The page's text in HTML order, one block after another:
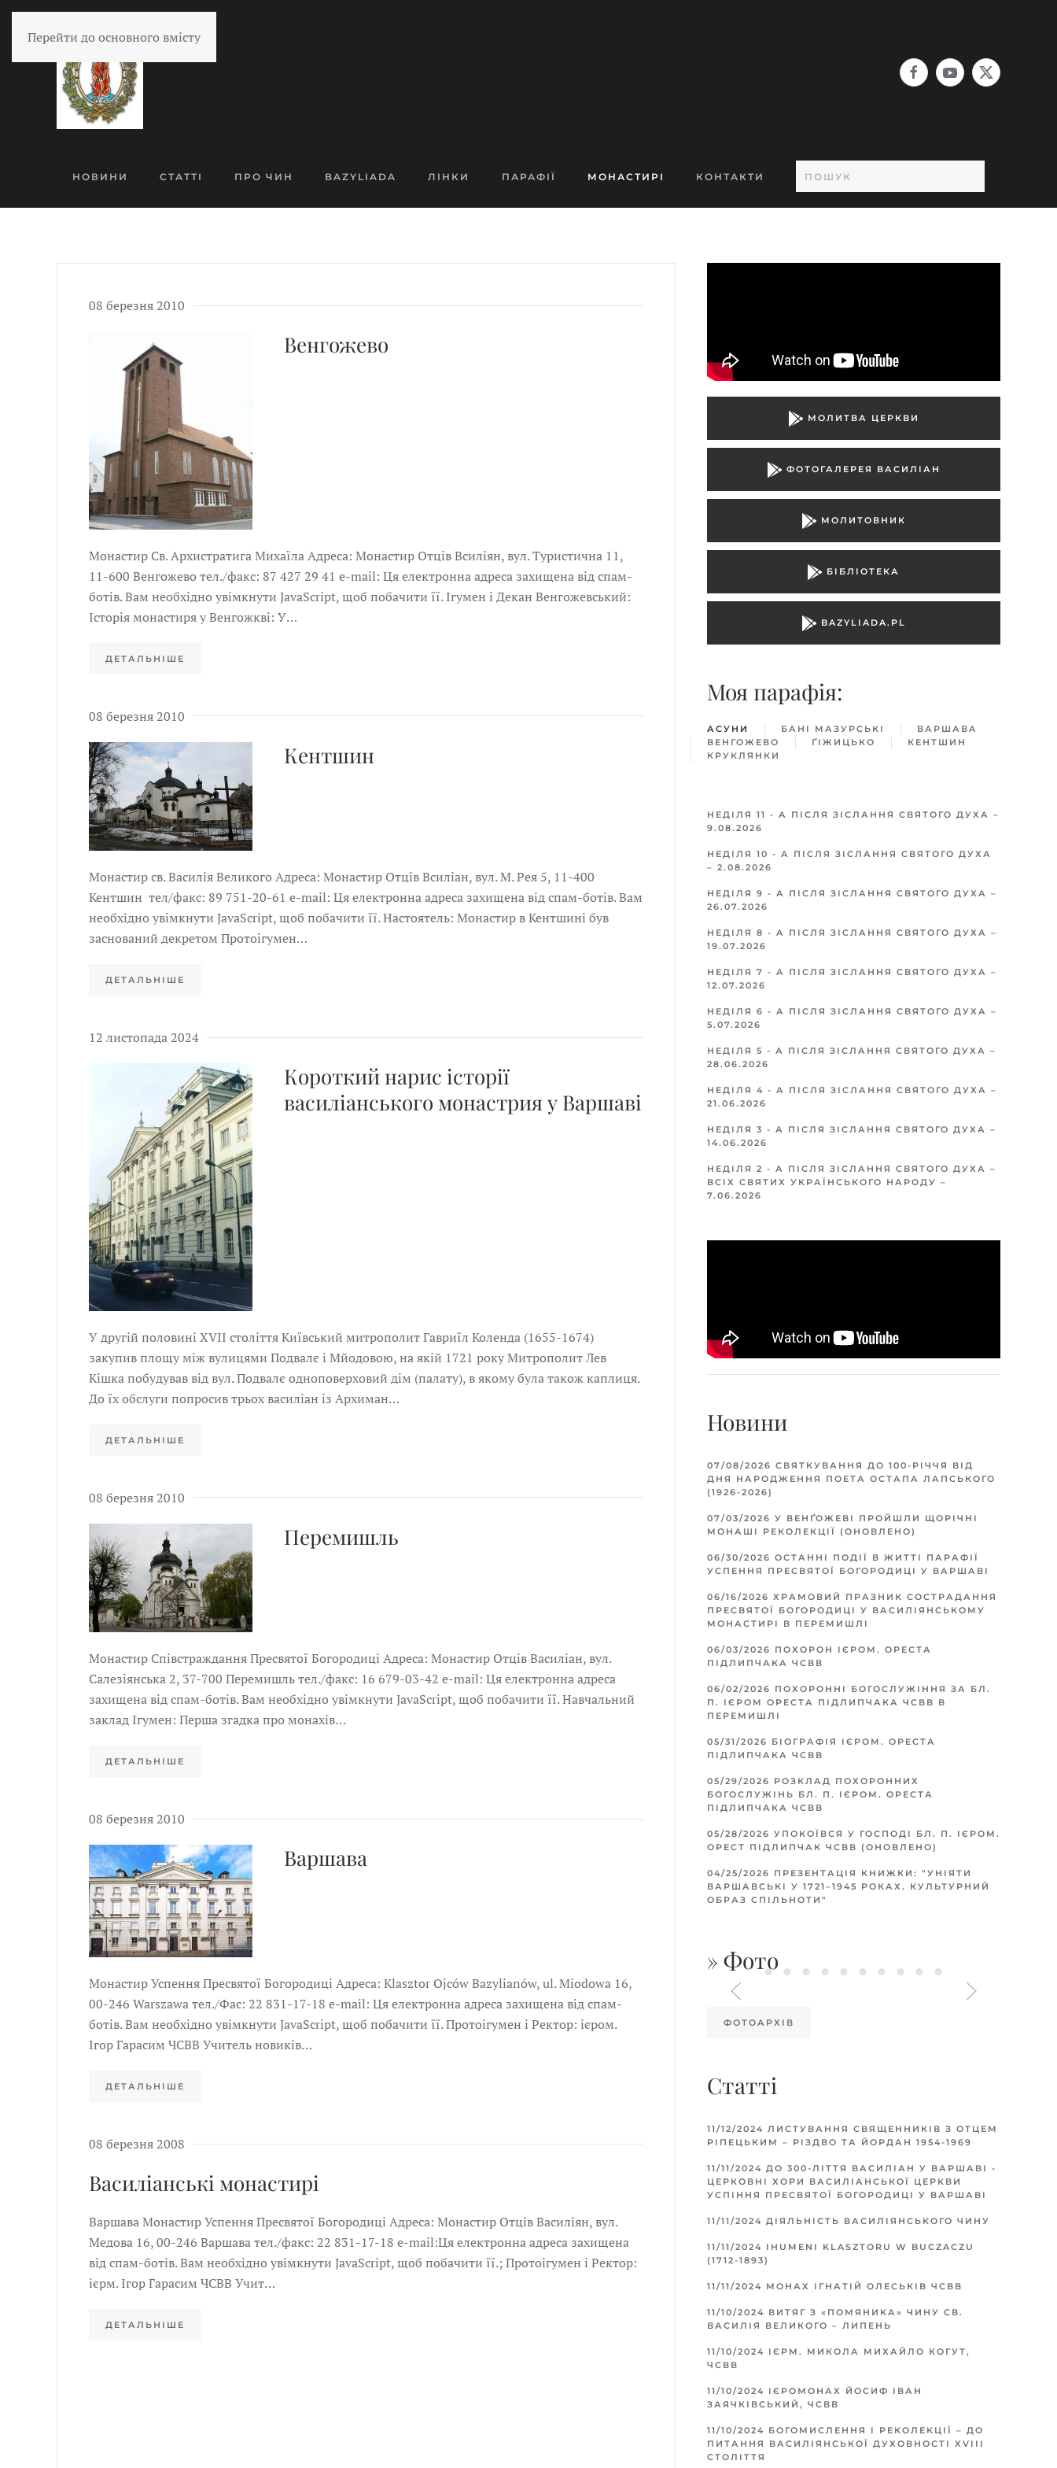
Перейти до основного вмісту
НОВИНИ СТАТТІ ПРО ЧИН BAZYLIADA ЛІНКИ ПАРАФІЇ МОНАСТИРІ КОНТАКТИ
08 березня 2010
Венгожево
Монастир Св. Архистратига Михаїла Адреса: Монастир Отців Всиліян, вул. Туристична 11,
11-600 Венгожево тел./факс: 87 427 29 41 e-mail: Ця електронна адреса захищена від спам-
ботів. Вам необхідно увімкнути JavaScript, щоб побачити її. Ігумен і Декан Венгожевський:
Історія монастиря у Венгожкві: У…
ДЕТАЛЬНІШЕ
08 березня 2010
Кентшин
Монастир св. Василія Великого Адреса: Монастир Отців Всиліан, вул. М. Рея 5, 11-400
Кентшин тел/факс: 89 751-20-61 е-mail: Ця електронна адреса захищена від спам-ботів. Вам
необхідно увімкнути JavaScript, щоб побачити її. Настоятель: Монастир в Кентшині був
заснований декретом Протоігумен…
ДЕТАЛЬНІШЕ
12 листопада 2024
Короткий нарис історії
василіанського монастрия у Варшаві
У другій половині ХVІІ століття Київський митрополит Гавриїл Коленда (1655-1674)
закупив площу між вулицями Подвалє і Мйодовою, на якій 1721 року Митрополит Лев
Кішка побудував від вул. Подвалє одноповерховий дім (палату), в якому була також каплиця.
До їх обслуги попросив трьох василіан із Архиман…
ДЕТАЛЬНІШЕ
08 березня 2010
Перемишль
Монастир Співстраждання Пресвятої Богородиці Адреса: Монастир Отців Василіан, вул.
Салезіянська 2, 37-700 Перемишль тел./факс: 16 679-03-42 е-mail: Ця електронна адреса
захищена від спам-ботів. Вам необхідно увімкнути JavaScript, щоб побачити її. Навчальний
заклад Ігумен: Перша згадка про монахів…
ДЕТАЛЬНІШЕ
08 березня 2010
Варшава
Монастир Успення Пресвятої Богородиці Адреса: Klasztor Ojców Bazylianów, ul. Miodowa 16,
00-246 Warszawa тел./Фас: 22 831-17-18 e-mail: Ця електронна адреса захищена від спам-
ботів. Вам необхідно увімкнути JavaScript, щоб побачити її. Протоігумен і Ректор: ієром.
Ігор Гарасим ЧСВВ Учитель новиків…
ДЕТАЛЬНІШЕ
08 березня 2008
Василіанські монастирі
Варшава Монастир Успення Пресвятої Богородиці Адреса: Монастир Отців Василіян, вул.
Медова 16, 00-246 Варшава тел./факс: 22 831-17-18 e-mail:Ця електронна адреса захищена
від спам-ботів. Вам необхідно увімкнути JavaScript, щоб побачити її.; Протоігумен і Ректор:
ієрм. Ігор Гарасим ЧСВВ Учит…
ДЕТАЛЬНІШЕ
МОЛИТВА ЦЕРКВИ
ФОТОГАЛЕРЕЯ ВАСИЛІАН
МОЛИТОВНИК
БІБЛІОТЕКА
BAZYLIADA.PL
Моя парафiя:
АСУНИ БАНІ МАЗУРСЬКІ
ВАРШАВA
ВЕНГОЖЕВО
ҐІЖИЦЬКO
КЕНТШИН
КРУКЛЯНКИ
НЕДІЛЯ 11 - А ПІСЛЯ ЗІСЛАННЯ СВЯТОГО ДУХА –
9.08.2026
НЕДІЛЯ 10 - А ПІСЛЯ ЗІСЛАННЯ СВЯТОГО ДУХА
– 2.08.2026
НЕДІЛЯ 9 - А ПІСЛЯ ЗІСЛАННЯ СВЯТОГО ДУХА –
26.07.2026
НЕДІЛЯ 8 - А ПІСЛЯ ЗІСЛАННЯ СВЯТОГО ДУХА –
19.07.2026
НЕДІЛЯ 7 - А ПІСЛЯ ЗІСЛАННЯ СВЯТОГО ДУХА –
12.07.2026
НЕДІЛЯ 6 - А ПІСЛЯ ЗІСЛАННЯ СВЯТОГО ДУХА –
5.07.2026
НЕДІЛЯ 5 - А ПІСЛЯ ЗІСЛАННЯ СВЯТОГО ДУХА –
28.06.2026
НЕДІЛЯ 4 - А ПІСЛЯ ЗІСЛАННЯ СВЯТОГО ДУХА –
21.06.2026
НЕДІЛЯ 3 - А ПІСЛЯ ЗІСЛАННЯ СВЯТОГО ДУХА –
14.06.2026
НЕДІЛЯ 2 - А ПІСЛЯ ЗІСЛАННЯ СВЯТОГО ДУХА –
ВСІХ СВЯТИХ УКРАЇНСЬКОГО НАРОДУ –
7.06.2026
Новини
07/08/2026 СВЯТКУВАННЯ ДО 100-РІЧЧЯ ВІД
ДНЯ НАРОДЖЕННЯ ПОЕТА ОСТАПА ЛАПСЬКОГО
(1926-2026)
07/03/2026 У ВЕНҐОЖЕВІ ПРОЙШЛИ ЩОРІЧНІ
МОНАШІ РЕКОЛЕКЦІЇ (ОНОВЛЕНО)
06/30/2026 ОСТАННІ ПОДІЇ В ЖИТТІ ПАРАФІЇ
УСПЕННЯ ПРЕСВЯТОЇ БОГОРОДИЦІ У ВАРШАВІ
06/16/2026 ХРАМОВИЙ ПРАЗНИК СОСТРАДАННЯ
ПРЕСВЯТОЇ БОГОРОДИЦІ У ВАСИЛІЯНСЬКОМУ
МОНАСТИРІ В ПЕРЕМИШЛІ
06/03/2026 ПОХОРОН ІЄРОМ. ОРЕСТА
ПІДЛИПЧАКА ЧСВВ
06/02/2026 ПОХОРОННІ БОГОСЛУЖІННЯ ЗА БЛ.
П. ІЄРОМ ОРЕСТА ПІДЛИПЧАКА ЧСВВ В
ПЕРЕМИШЛІ
05/31/2026 БІОГРАФІЯ ІЄРОМ. ОРЕСТА
ПІДЛИПЧАКА ЧСВВ
05/29/2026 РОЗКЛАД ПОХОРОННИХ
БОГОСЛУЖІНЬ БЛ. П. ІЄРОМ. ОРЕСТА
ПІДЛИПЧАКА ЧСВВ
05/28/2026 УПОКОЇВСЯ У ГОСПОДІ БЛ. П. ІЄРОМ.
ОРЕСТ ПІДЛИПЧАК ЧСВВ (ОНОВЛЕНО)
04/25/2026 ПРЕЗЕНТАЦІЯ КНИЖКИ: "УНІЯТИ
ВАРШАВСЬКІ У 1721–1945 РОКАХ. КУЛЬТУРНИЙ
ОБРАЗ СПІЛЬНОТИ"
» Фото
ФОТОАРХІВ
Статті
11/12/2024 ЛИСТУВАННЯ СВЯЩЕННИКІВ З ОТЦЕМ
РІПЕЦЬКИМ – РІЗДВО ТА ЙОРДАН 1954-1969
11/11/2024 ДО 300-ЛІТТЯ ВАСИЛІАН У ВАРШАВІ -
ЦЕРКОВНІ ХОРИ ВАСИЛІАНСЬКОЇ ЦЕРКВИ
УСПІННЯ ПРЕСВЯТОЇ БОГОРОДИЦІ У ВАРШАВІ
11/11/2024 ДІЯЛЬНІСТЬ ВАСИЛІЯНСЬКОГО ЧИНУ
11/11/2024 IHUMENI KLASZTORU W BUCZACZU
(1712-1893)
11/11/2024 МОНАХ ІГНАТІЙ ОЛЕСЬКІВ ЧСВВ
11/10/2024 ВИТЯГ З «ПОМЯНИКА» ЧИНУ СВ.
ВАСИЛІЯ ВЕЛИКОГО – ЛИПЕНЬ
11/10/2024 ІЄРМ. МИКОЛА МИХАЙЛО КОГУТ,
ЧСВВ
11/10/2024 ІЄРОМОНАХ ЙОСИФ ІВАН
ЗАЯЧКІВСЬКИЙ, ЧСВВ
11/10/2024 БОГОМИСЛЕННЯ І РЕКОЛЕКЦІЇ – ДО
ПИТАННЯ ВАСИЛІЯНСЬКОЇ ДУХОВНОСТІ XVIII
СТОЛІТТЯ